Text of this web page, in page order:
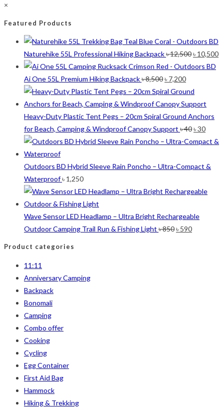
×
Featured Products
Naturehike 55L Professional Hiking Backpack৳12,500Original
price
৳ 12,500.
৳ 10,500
Ai One 55L Premium Hiking Backpack৳8,500Original
price
was:
৳ 8,500.
৳ 7,200Current
price
is:
৳ 7,200.
Heavy-Duty Plastic Tent Pegs – 20cm Spiral Ground Anchors
for Beach, Camping & Windproof Canopy Support ৳40Original
price
৳ 40.
৳30
price
৳ 30.
Outdoors BD Hybrid Sleeve Rain Poncho – Ultra-Compact &
Waterproof৳ 1,250
Wave Sensor LED Headlamp – Ultra Bright Rechargeable
Outdoor Camping Trail Run & Fishing Light ৳850Original
৳ 590Current
Product categories
11:11
Anniversary Camping
Backpack
Bonomali
Camping
Combo offer
Cooking
Cycling
Egg Container
First Aid Bag
Hammock
Hiking & Trekking